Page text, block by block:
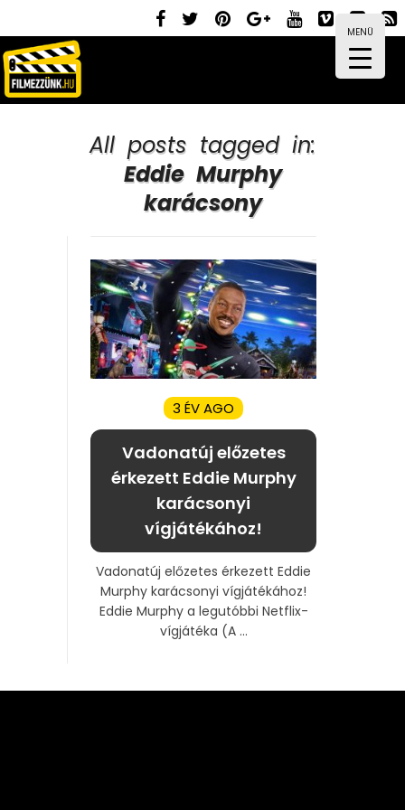
MENÜ
All posts tagged in:
Eddie Murphy
karácsony
3 ÉV AGO
Vadonatúj előzetes
érkezett Eddie Murphy
karácsonyi
vígjátékához!
Vadonatúj előzetes érkezett Eddie
Murphy karácsonyi vígjátékához!
Eddie Murphy a legutóbbi Netflix-
vígjátéka (A ...